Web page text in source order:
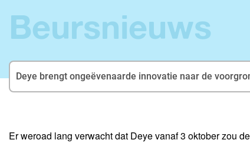
Beursnieuws
Deye brengt ongeëvenaarde innovatie naar de
Er weroad lang verwacht dat Deye vanaf 3 oktober zou